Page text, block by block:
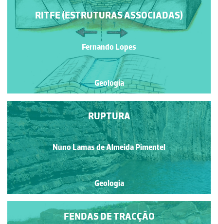
RITFE (ESTRUTURAS ASSOCIADAS)
Fernando Lopes
Geologia
RUPTURA
Nuno Lamas de Almeida Pimentel
Geologia
FENDAS DE TRACÇÃO